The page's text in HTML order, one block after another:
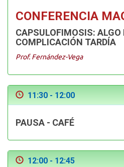
CONFERENCIA
CAPSULOFIMOSIS:
COMPLICACIÓN TARDÍA
Prof. Fernández-Vega
11:30 - 12:00
PAUSA - CAFÉ
12:00 - 12:45